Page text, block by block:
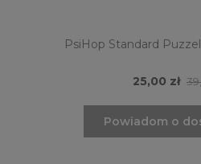
PsiHop Standard
25,00 zł
Powiadom o